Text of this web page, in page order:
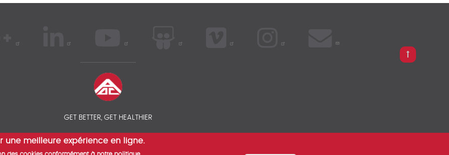
GET BETTER, GET HEALTHIER
VOS ASSURANCES SANTÉ EXPATRIÉS - AOC INSURANCE BROKER
une meilleure expérience en ligne.